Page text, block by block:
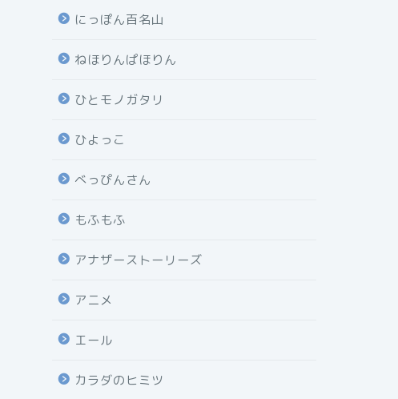
にっぽん百名山
ねほりんぱほりん
ひとモノガタリ
ひよっこ
べっぴんさん
もふもふ
アナザーストーリーズ
アニメ
エール
カラダのヒミツ